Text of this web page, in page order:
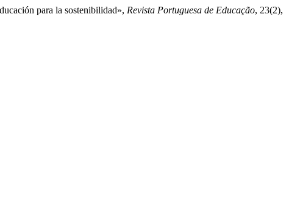
para la sostenibilidad», Revista Portuguesa de Educação, 23(2),